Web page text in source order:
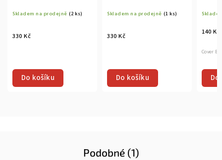
Skladem na prodejně (2 ks)
330 Kč
Do košíku
Skladem na prodejně (1 ks)
330 Kč
Do košíku
140 Kč
Cover B
Podobné (1)